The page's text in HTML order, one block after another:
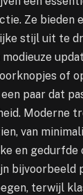
Ze bieden
stijl uit te
of
paar dat
Moderne
van
en gedurfde
bijvoorbeeld
terwijl